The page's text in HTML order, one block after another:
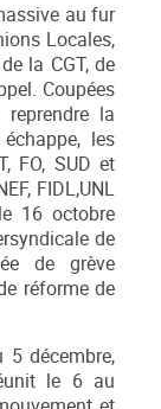
au fur
Locales,
la CGT, de
Coupées
la
les
FO, SUD et
FIDL,UNL
16 octobre
de
de grève
réforme de
décembre,
le 6 au